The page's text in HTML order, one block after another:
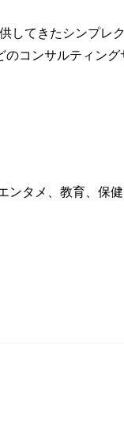
してきたシンプレ
コンサルティン
ンタメ、教育、保